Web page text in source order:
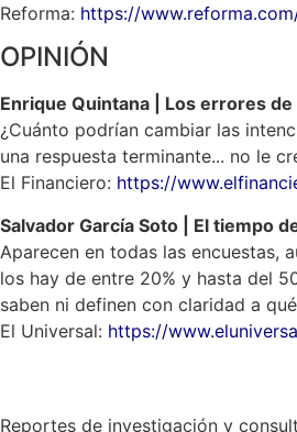
Reforma: https://
OPINIÓN
Enrique Quintana | Los errores
¿Cuánto podrían cambiar las
una respuesta terminante... no le
El Financiero: https://
Salvador García Soto | El tiempo
Aparecen en todas las encuestas,
los hay de entre 20% y hasta del
saben ni definen con claridad a
El Universal: https://
Reportes de investigación y